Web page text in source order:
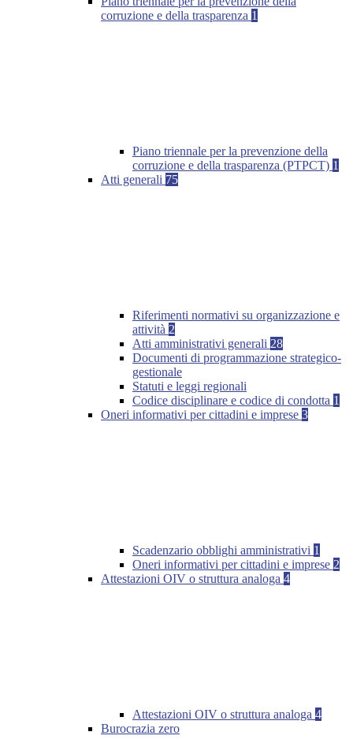
corruzione e della trasparenza 1
Piano triennale per la prevenzione della
corruzione e della trasparenza (PTPCT) 1
Atti generali 75
Riferimenti normativi su organizzazione e
attività 2
Atti amministrativi generali 28
Documenti di programmazione strategico-
gestionale
Statuti e leggi regionali
Codice disciplinare e codice di condotta 1
Oneri informativi per cittadini e imprese 3
Scadenzario obblighi amministrativi 1
Oneri informativi per cittadini e imprese 2
Attestazioni OIV o struttura analoga 4
Attestazioni OIV o struttura analoga 4
Burocrazia zero